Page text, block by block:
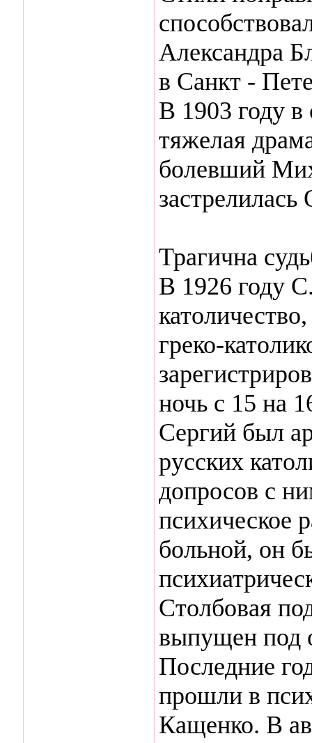
Александра
в Санкт -
В 1903 году
тяжелая
болевший
Трагична
В 1926 году
греко-
ночь с 15 на
Сергий был
русских
допросов с
психическое
больной, он
Столбовая
выпущен под
Последние
прошли в
Кащенко. В